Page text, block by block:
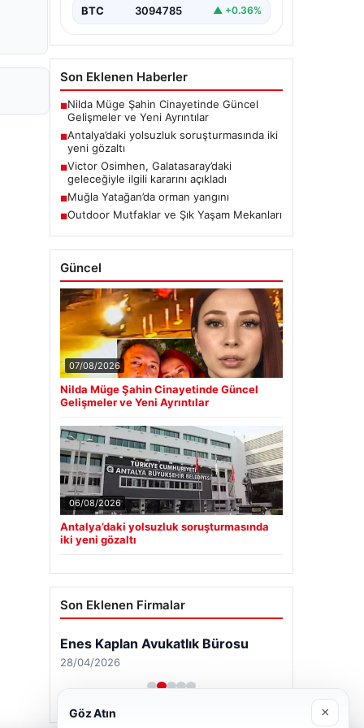
BTC 3094785 ▲ +0.36%
Son Eklenen Haberler
■Nilda Müge Şahin Cinayetinde Güncel
Gelişmeler ve Yeni Ayrıntılar
■Antalya’daki yolsuzluk soruşturmasında iki
yeni gözaltı
■Victor Osimhen, Galatasaray’daki
geleceğiyle ilgili kararını açıkladı
■Muğla Yatağan’da orman yangını
■Outdoor Mutfaklar ve Şık Yaşam Mekanları
Güncel
07/08/2026
Nilda Müge Şahin Cinayetinde Güncel
Gelişmeler ve Yeni Ayrıntılar
06/08/2026
Antalya’daki yolsuzluk soruşturmasında
iki yeni gözaltı
Son Eklenen Firmalar
Enes Kaplan Avukatlık Bürosu
28/04/2026
Göz Atın ×